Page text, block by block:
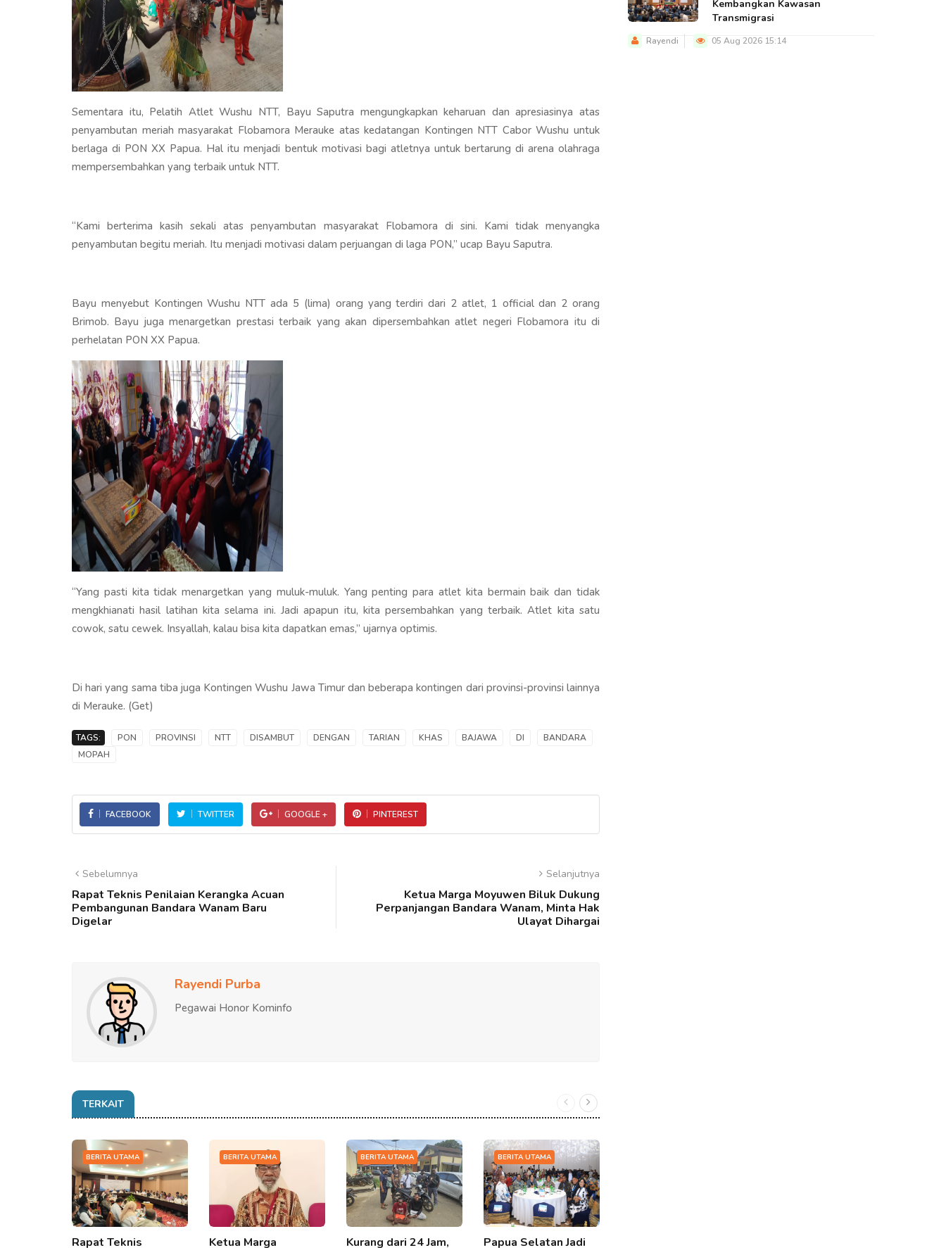
Sementara itu, Pelatih Atlet Wushu NTT, Bayu Saputra mengungkapkan keharuan dan apresiasinya atas
penyambutan meriah masyarakat Flobamora Merauke atas kedatangan Kontingen NTT Cabor Wushu untuk
berlaga di PON XX Papua. Hal itu menjadi bentuk motivasi bagi atletnya untuk bertarung di arena olahraga
mempersembahkan yang terbaik untuk NTT.
“Kami berterima kasih sekali atas penyambutan masyarakat Flobamora di sini. Kami tidak menyangka
penyambutan begitu meriah. Itu menjadi motivasi dalam perjuangan di laga PON,” ucap Bayu Saputra.
Bayu menyebut Kontingen Wushu NTT ada 5 (lima) orang yang terdiri dari 2 atlet, 1 official dan 2 orang
Brimob. Bayu juga menargetkan prestasi terbaik yang akan dipersembahkan atlet negeri Flobamora itu di
perhelatan PON XX Papua.
“Yang pasti kita tidak menargetkan yang muluk-muluk. Yang penting para atlet kita bermain baik dan tidak
mengkhianati hasil latihan kita selama ini. Jadi apapun itu, kita persembahkan yang terbaik. Atlet kita satu
cowok, satu cewek. Insyallah, kalau bisa kita dapatkan emas,” ujarnya optimis.
Di hari yang sama tiba juga Kontingen Wushu Jawa Timur dan beberapa kontingen dari provinsi-provinsi lainnya
di Merauke. (Get)
TAGS: PON PROVINSI NTT DISAMBUT DENGAN TARIAN KHAS BAJAWA DI
BANDARA
MOPAH
FACEBOOK TWITTER GOOGLE + PINTEREST
Sebelumnya
Rapat Teknis Penilaian Kerangka Acuan
Pembangunan Bandara Wanam Baru
Digelar
Selanjutnya
Ketua Marga Moyuwen Biluk Dukung
Perpanjangan Bandara Wanam, Minta Hak
Ulayat Dihargai
Rayendi Purba
Pegawai Honor Kominfo
TERKAIT
BERITA UTAMA
Rapat Teknis
BERITA UTAMA
Ketua Marga
BERITA UTAMA
Kurang dari 24 Jam,
BERITA UTAMA
Papua Selatan Jadi
Kembangkan Kawasan
Transmigrasi
Rayendi 05 Aug 2026 15:14